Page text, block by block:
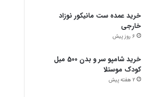
خرید عمده ست مانیکور نوزاد
خارجی
6 روز پیش
خرید شامپو سر و بدن 500 میل
کودک موستلا
2 هفته پیش